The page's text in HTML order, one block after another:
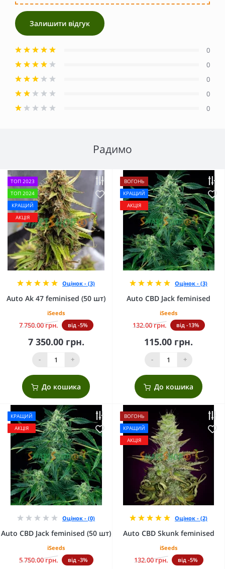
Залишити відгук
0
0
0
0
0
Радимо
ТОП 2023
ТОП 2024
КРАЩИЙ
АКЦІЯ
Оцінок - (3)
Auto Ak 47 feminised (50 шт)
iSeeds
7 750.00 грн. від -5%
7 350.00 грн.
- +
До кошика
ВОГОНЬ
КРАЩИЙ
АКЦІЯ
Оцінок - (3)
Auto CBD Jack feminised
iSeeds
132.00 грн. від -13%
115.00 грн.
- +
До кошика
КРАЩИЙ
АКЦІЯ
Оцінок - (0)
Auto CBD Jack feminised (50 шт)
iSeeds
5 750.00 грн. від -3%
ВОГОНЬ
КРАЩИЙ
АКЦІЯ
Оцінок - (2)
Auto CBD Skunk feminised
iSeeds
132.00 грн. від -5%